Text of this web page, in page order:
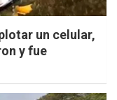
un celular,
y fue